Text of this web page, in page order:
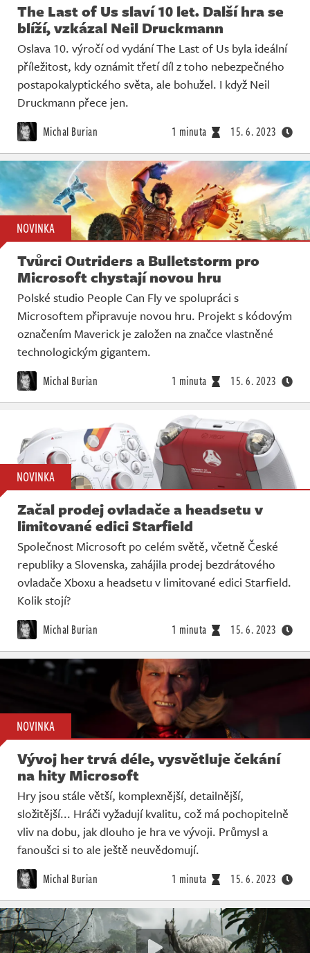
The Last of Us slaví 10 let. Další hra se
blíží, vzkázal Neil Druckmann
Oslava 10. výročí od vydání The Last of Us byla ideální
příležitost, kdy oznámit třetí díl z toho nebezpečného
postapokalyptického světa, ale bohužel. I když Neil
Druckmann přece jen.
Michal Burian 1 minuta 15. 6. 2023
NOVINKA
Tvůrci Outriders a Bulletstorm pro
Microsoft chystají novou hru
Polské studio People Can Fly ve spolupráci s
Microsoftem připravuje novou hru. Projekt s kódovým
označením Maverick je založen na značce vlastněné
technologickým gigantem.
Michal Burian 1 minuta 15. 6. 2023
NOVINKA
Začal prodej ovladače a headsetu v
limitované edici Starfield
Společnost Microsoft po celém světě, včetně České
republiky a Slovenska, zahájila prodej bezdrátového
ovladače Xboxu a headsetu v limitované edici Starfield.
Kolik stojí?
Michal Burian 1 minuta 15. 6. 2023
NOVINKA
Vývoj her trvá déle, vysvětluje čekání
na hity Microsoft
Hry jsou stále větší, komplexnější, detailnější,
složitější... Hráči vyžadují kvalitu, což má pochopitelně
vliv na dobu, jak dlouho je hra ve vývoji. Průmysl a
fanoušci si to ale ještě neuvědomují.
Michal Burian 1 minuta 15. 6. 2023